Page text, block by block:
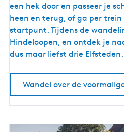
w
a
a
i
e
s
een hek door en passeer je
heen en terug, of ga per
startpunt. Tijdens de
Hindeloopen, en ontdek je
dus maar liefst drie Elfsteden.
Wandel over de